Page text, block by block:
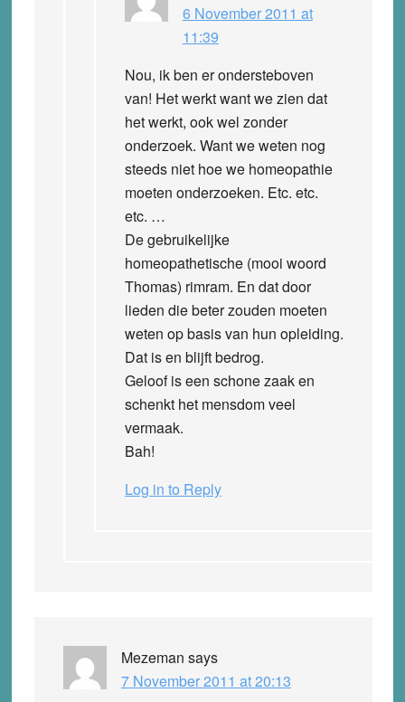
6 November 2011 at
11:39
Nou, ik ben er ondersteboven
van! Het werkt want we zien dat
het werkt, ook wel zonder
onderzoek. Want we weten nog
steeds niet hoe we homeopathie
moeten onderzoeken. Etc. etc.
etc. …
De gebruikelijke
homeopathetische (mooi woord
Thomas) rimram. En dat door
lieden die beter zouden moeten
weten op basis van hun opleiding.
Dat is en blijft bedrog.
Geloof is een schone zaak en
schenkt het mensdom veel
vermaak.
Bah!
Log in to Reply
Mezeman says
7 November 2011 at 20:13